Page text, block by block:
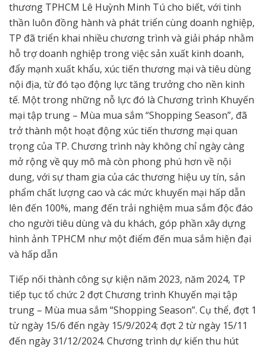
thương TPHCM Lê Huỳnh Minh Tú cho biết, với tinh
thần luôn đồng hành và phát triển cùng doanh nghiệp,
TP đã triển khai nhiều chương trình và giải pháp nhằm
hỗ trợ doanh nghiệp trong việc sản xuất kinh doanh,
đẩy mạnh xuất khẩu, xúc tiến thương mại và tiêu dùng
nội địa, từ đó tạo động lực tăng trưởng cho nền kinh
tế. Một trong những nỗ lực đó là Chương trình Khuyến
mại tập trung – Mùa mua sắm “Shopping Season”, đã
trở thành một hoạt động xúc tiến thương mại quan
trọng của TP. Chương trình này không chỉ ngày càng
mở rộng về quy mô mà còn phong phú hơn về nội
dung, với sự tham gia của các thương hiệu uy tín, sản
phẩm chất lượng cao và các mức khuyến mại hấp dẫn
lên đến 100%, mang đến trải nghiệm mua sắm độc đáo
cho người tiêu dùng và du khách, góp phần xây dựng
hình ảnh TPHCM như một điểm đến mua sắm hiện đại
và hấp dẫn
Tiếp nối thành công sự kiện năm 2023, năm 2024, TP
tiếp tục tổ chức 2 đợt Chương trình Khuyến mại tập
trung – Mùa mua sắm “Shopping Season”. Cụ thể, đợt 1
từ ngày 15/6 đến ngày 15/9/2024; đợt 2 từ ngày 15/11
đến ngày 31/12/2024. Chương trình dự kiến thu hút